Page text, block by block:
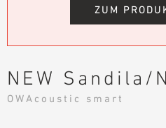
AUSSCHREIBUNGSTEXTE
DOWNLOADS
Karriere
ZUM
NEW Sandila/
OWAcoustic smart